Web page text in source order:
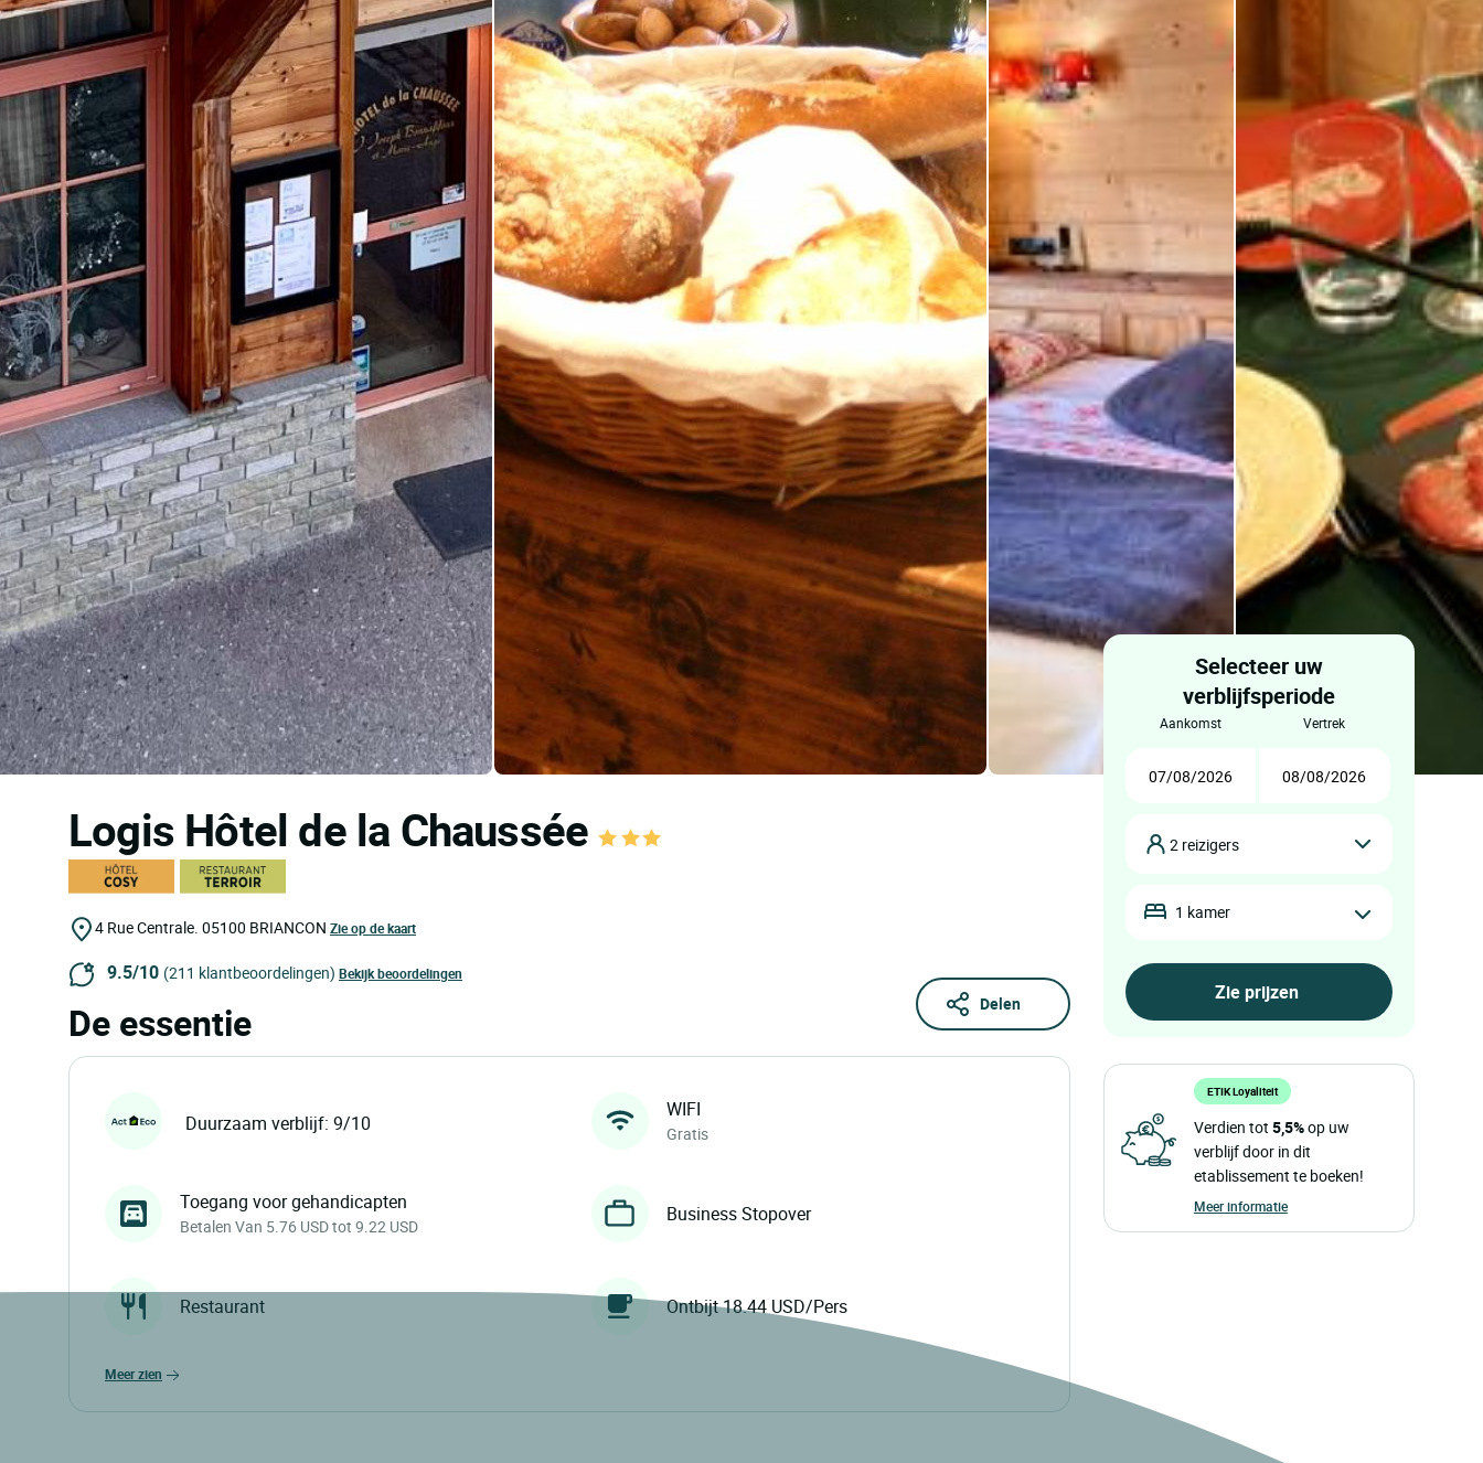
Logis Hôtel de la Chaussée
4 Rue Centrale. 05100 BRIANCON Zie op de kaart
9.5/10 (211 klantbeoordelingen) Bekijk beoordelingen
Delen
De essentie
Duurzaam verblijf: 9/10
WIFI
Gratis
Toegang voor gehandicapten
Betalen Van 5.76 USD tot 9.22 USD
Business Stopover
Restaurant Ontbijt 18.44 USD/Pers
meer zien
Selecteer uw
verblijfsperiode
aankomst vertrek
2 reizigers
1 kamer
ETIK Loyaliteit
Verdien tot 5,5%op uw
verblijf door in dit
etablissement te boeken!
Meer informatie